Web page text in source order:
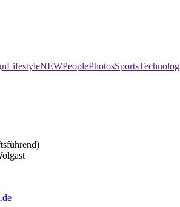
LifestyleNEWPeoplePhotosSports